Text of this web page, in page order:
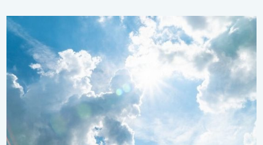
Rafraîchissement après les orages ?. Météo de votre